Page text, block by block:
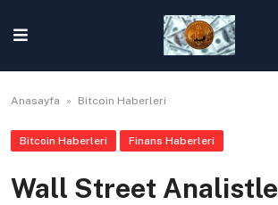
content
Anasayfa » Bitcoin Haberleri
Bitcoin Haberleri Finans Haberleri
Wall Street